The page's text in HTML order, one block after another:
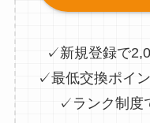
✓新規登録で
✓最低交換ポイ
✓ランク制度